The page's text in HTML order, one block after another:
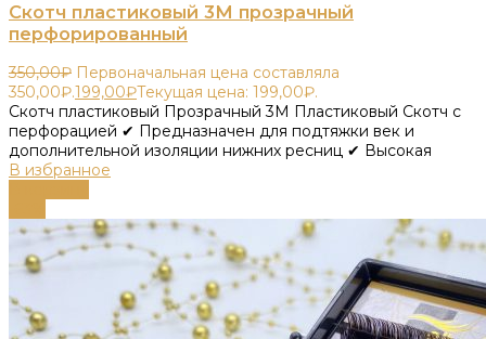
Скотч пластиковый 3М прозрачный
перфорированный
350,00₽ Первоначальная цена составляла
350,00₽.199,00₽Текущая цена: 199,00₽.
Скотч пластиковый Прозрачный 3М Пластиковый Скотч с
перфорацией ✔ Предназначен для подтяжки век и
дополнительной изоляции нижних ресниц ✔ Высокая
В избранное